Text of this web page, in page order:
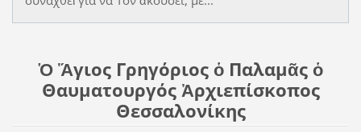
Ὁ Ἅγιος Γρηγόριος ὁ Παλαμᾶς ὁ
Θαυματουργός Ἀρχιεπίσκοπος
Θεσσαλονίκης